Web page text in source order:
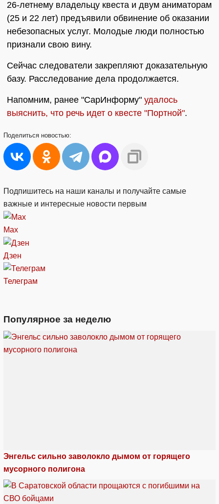
26-летнему владельцу квеста и двум аниматорам
(25 и 22 лет) предъявили обвинение об оказании
небезопасных услуг. Молодые люди полностью
признали свою вину.
Сейчас следователи закрепляют доказательную
базу. Расследование дела продолжается.
Напомним, ранее "СарИнформу" удалось
выяснить, что речь идет о квесте "Портной".
Поделиться новостью:
Подпишитесь на наши каналы и получайте самые
важные и интересные новости первым
Max
Дзен
Телеграм
Популярное за неделю
Энгельс сильно заволокло дымом от горящего
мусорного полигона